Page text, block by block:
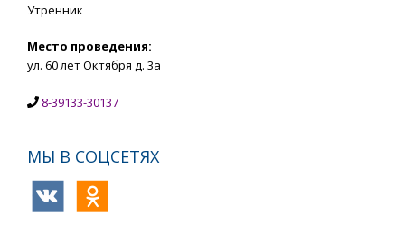
Утренник
Место проведения:
ул. 60 лет Октября д. 3а
8-39133-30137
МЫ В СОЦСЕТЯХ